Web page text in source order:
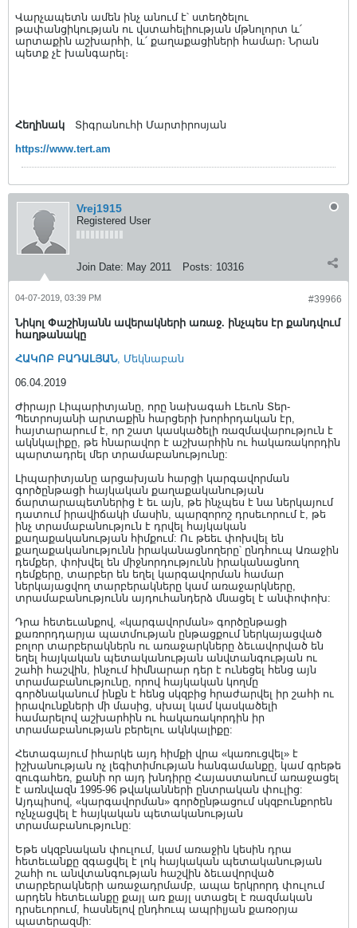
Վարչապետն ամեն ինչ անում է՝ ստեղծելու
թափանցիկության ու վստահելիության մթնոլորտ և՛
արտաքին աշխարհի, և՛ քաղաքացիների համար։ Նրան
պետք չէ խանգարել։
Հեղինակ Տիգրանուհի Մարտիրոսյան
https://www.tert.am
Vrej1915
Registered User
Join Date: May 2011 Posts: 10316
#39966
04-07-2019, 03:39 PM
Նիկոլ Փաշինյանն ավերակների առաջ. ինչպես էր քանդվում
հաղթանակը
ՀԱԿՈԲ ԲԱԴԱԼՅԱՆ, Մեկնաբան
06.04.2019
Ժիրայր Լիպարիտյանը, որը նախագահ Լեւոն Տեր-
Պետրոսյանի արտաքին հարցերի խորհրդական էր,
հայտարարում է, որ շատ կասկածելի ռազմավարություն է
ակնկալիքը, թե հնարավոր է աշխարհին ու հակառակորդին
պարտադրել մեր տրամաբանությունը:
Լիպարիտյանը արցախյան հարցի կարգավորման
գործընթացի հայկական քաղաքականության
ճարտարապետներից է եւ այն, թե ինչպես է նա ներկայում
դատում իրավիճակի մասին, պարզորոշ դրսեւորում է, թե
ինչ տրամաբանություն է դրվել հայկական
քաղաքականության հիմքում: Ու թեեւ փոխվել են
քաղաքականությունն իրականացնողերը՝ ընդհուպ Առաջին
դեմքեր, փոխվել են միջնորդությունն իրականացնող
դեմքերը, տարբեր են եղել կարգավորման համար
ներկայացվող տարբերակները կամ առաջարկները,
տրամաբանությունն այդուհանդերձ մնացել է անփոփոխ:
Դրա հետեւանքով, «կարգավորման» գործընթացի
քառորդդարյա պատմության ընթացքում ներկայացված
բոլոր տարբերակներն ու առաջարկները ձեւավորված են
եղել հայկական պետականության անվտանգության ու
շահի հաշվին, ինչում հիմնարար դեր է ունեցել հենց այն
տրամաբանությունը, որով հայկական կողմը
գործնականում ինքն է հենց սկզբից հրաժարվել իր շահի ու
իրավունքների մի մասից, սխալ կամ կասկածելի
համարելով աշխարհին ու հակառակորդին իր
տրամաբանության բերելու ակնկալիքը:
Հետագայում իհարկե այդ հիմքի վրա «կառուցվել» է
իշխանության ոչ լեգիտիմության հանգամանքը, կամ գրեթե
զուգահեռ, քանի որ այդ խնդիրը Հայաստանում առաջացել
է առնվազն 1995-96 թվականների ընտրական փուլից:
Այդպիսով, «կարգավորման» գործընթացում սկզբունքորեն
ոչնչացվել է հայկական պետականության
տրամաբանությունը:
Եթե սկզբնական փուլում, կամ առաջին կեսին դրա
հետեւանքը զգացվել է լոկ հայկական պետականության
շահի ու անվտանգության հաշվին ձեւավորված
տարբերակների առաջադրմամբ, ապա երկրորդ փուլում
արդեն հետեւանքը քայլ առ քայլ ստացել է ռազմական
դրսեւորում, հասնելով ընդհուպ ապրիլյան քառօրյա
պատերազմի: